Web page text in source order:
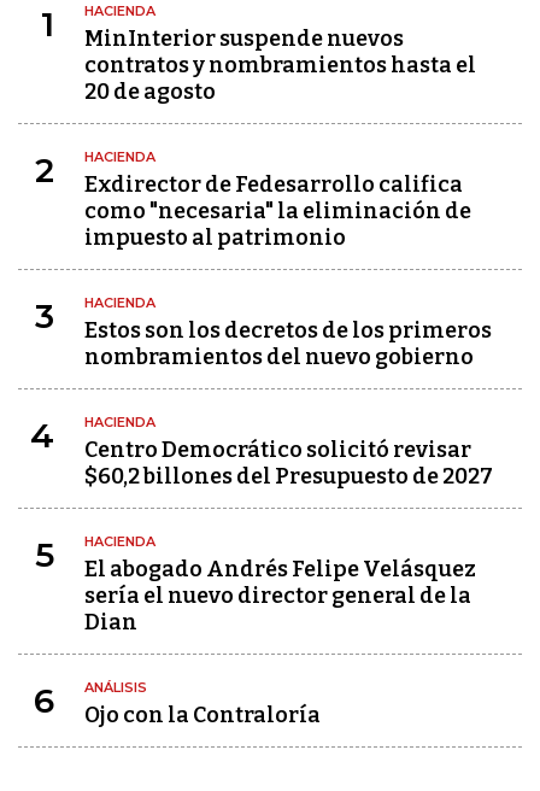
1 HACIENDA
MinInterior suspende nuevos
contratos y nombramientos hasta el
20 de agosto
2 HACIENDA
Exdirector de Fedesarrollo califica
como "necesaria" la eliminación de
impuesto al patrimonio
3 HACIENDA
Estos son los decretos de los primeros
nombramientos del nuevo gobierno
4 HACIENDA
Centro Democrático solicitó revisar
$60,2 billones del Presupuesto de 2027
5 HACIENDA
El abogado Andrés Felipe Velásquez
sería el nuevo director general de la
Dian
6 ANÁLISIS
Ojo con la Contraloría